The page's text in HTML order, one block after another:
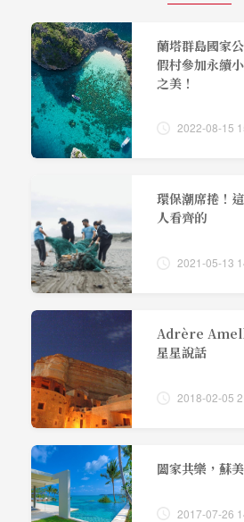
蘭塔群島國家
假村參加永續
之美！
2022-08-15
環保潮席捲！
人看齊的
2021-05-13
Adrère
星星說話
2018-02-05
闔家共樂，蘇
2017-07-26